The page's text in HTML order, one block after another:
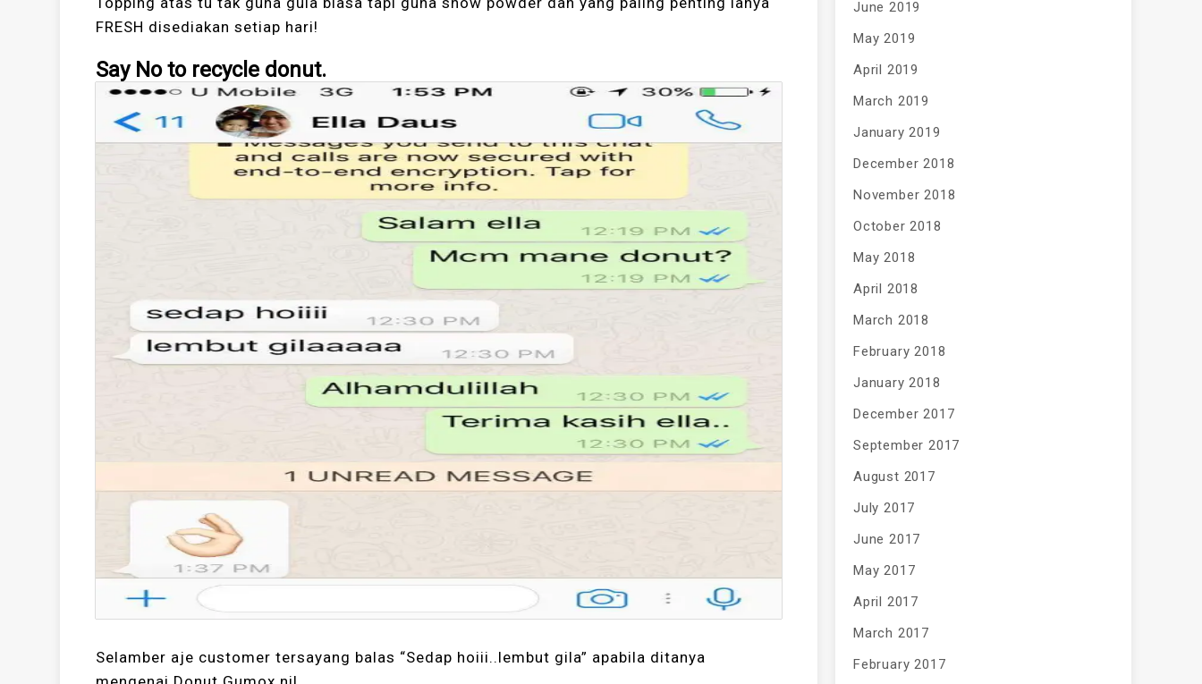
FRESH disediakan setiap hari!
Say No to recycle donut.
Selamber aje customer tersayang balas “Sedap hoiii..lembut gila” apabila ditanya
June 2019
May 2019
April 2019
March 2019
January 2019
December 2018
November 2018
October 2018
May 2018
April 2018
March 2018
February 2018
January 2018
December 2017
September 2017
August 2017
July 2017
June 2017
May 2017
April 2017
March 2017
February 2017